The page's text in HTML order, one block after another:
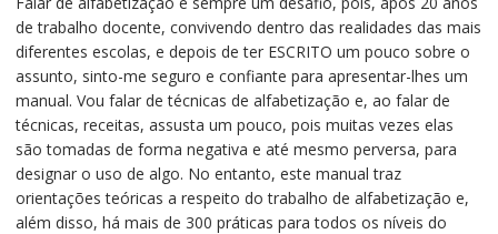
de trabalho docente, convivendo dentro das realidades das mais
diferentes escolas, e depois de ter ESCRITO um pouco sobre o
assunto, sinto-me seguro e confiante para apresentar-lhes um
manual. Vou falar de técnicas de alfabetização e, ao falar de
técnicas, receitas, assusta um pouco, pois muitas vezes elas
são tomadas de forma negativa e até mesmo perversa, para
designar o uso de algo. No entanto, este manual traz
orientações teóricas a respeito do trabalho de alfabetização e,
além disso, há mais de 300 práticas para todos os níveis do